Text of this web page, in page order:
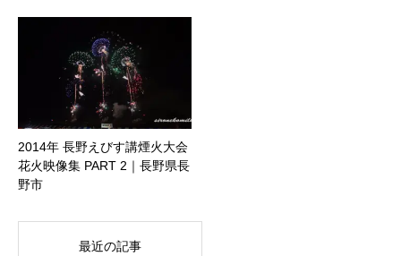
2014年 長野えびす講煙火大会
花火映像集 PART 2｜長野県長
野市
最近の記事